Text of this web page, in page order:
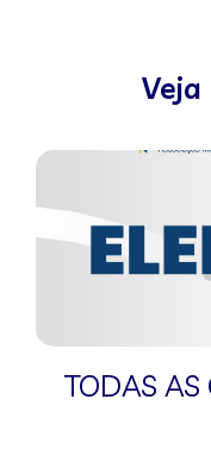
TODAS AS